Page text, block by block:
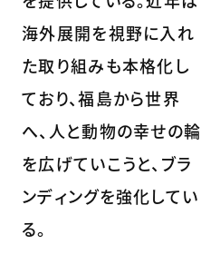
海外展開を視野に入れ
た取り組みも本格化し
ており、福島から世界
へ、人と動物の幸せの輪
を広げていこうと、ブラ
ンディングを強化してい
る。